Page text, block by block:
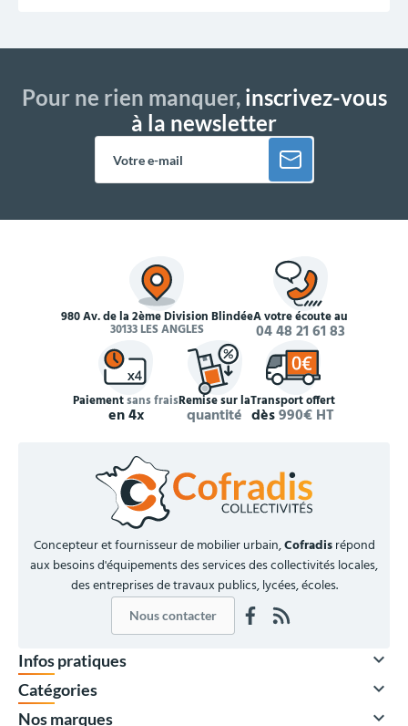
Pour ne rien manquer,inscrivez-vous
à la newsletter
980 Av. de la 2ème Division Blindée
30133 LES ANGLES
À votre écoute au
04 48 21 61 83
Paiementsans frais
en 4x
Remise sur la
quantité
Transport offert
dès990€ HT
Concepteur et fournisseur de mobilier urbain,Cofradisrépond
aux besoins d'équipements des services des collectivités locales,
des entreprises de travaux publics, lycées, écoles.
Nous contacter
Infos pratiques 
Catégories 
Nos marques 